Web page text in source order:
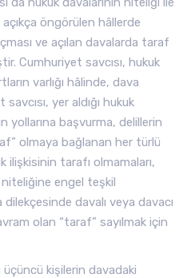
öngörülen hâllerde
ve açılan davalarda taraf
Cumhuriyet savcısı, hukuk
varlığı hâlinde, dava
yer aldığı hukuk
yollarına başvurma, delillerin
olmaya bağlanan her türlü
ilişkisinin tarafı olmamaları,
niteliğine engel teşkil
davalı veya davacı
olan “taraf” sayılmak için
üçüncü kişilerin davadaki